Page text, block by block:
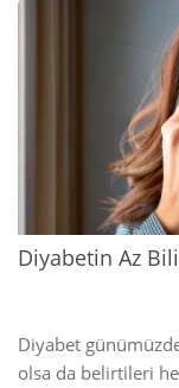
Diyabetin Az
Diyabet
olsa da belirtileri